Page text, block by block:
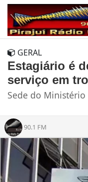
GERAL
Estagiário é
serviço em
Sede do
90.1 FM